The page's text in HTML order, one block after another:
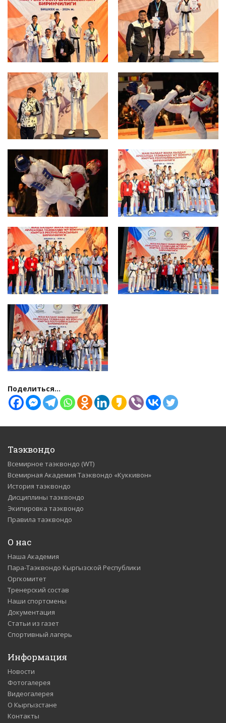
Поделиться...
Таэквондо
Всемирное таэквондо (WT)
Всемирная Академия Таэквондо «Куккивон»
История таэквондо
Дисциплины таэквондо
Экипировка таэквондо
Правила таэквондо
О нас
Наша Академия
Пара-Таэквондо Кыргызской Республики
Оргкомитет
Тренерский состав
Наши спортсмены
Документация
Статьи из газет
Спортивный лагерь
Информация
Новости
Фотогалерея
Видеогалерея
О Кыргызстане
Контакты